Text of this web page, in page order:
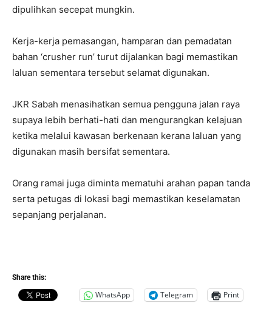
dipulihkan secepat mungkin.
Kerja-kerja pemasangan, hamparan dan pemadatan
bahan ‘crusher run’ turut dijalankan bagi memastikan
laluan sementara tersebut selamat digunakan.
JKR Sabah menasihatkan semua pengguna jalan raya
supaya lebih berhati-hati dan mengurangkan kelajuan
ketika melalui kawasan berkenaan kerana laluan yang
digunakan masih bersifat sementara.
Orang ramai juga diminta mematuhi arahan papan tanda
serta petugas di lokasi bagi memastikan keselamatan
sepanjang perjalanan.
Share this:
WhatsApp Telegram Print